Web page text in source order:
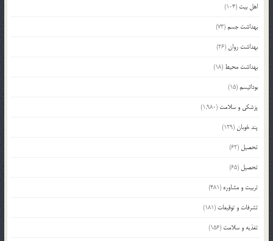
اهل بیت (104)
بهداشت جسم(73)
بهداشت روان(26)
بهداشت محیط (18)
بودائیسم(15)
پزشکی و سلامت (1,980)
پند خوبان(129)
تحصیل (62)
تحصیل (65)
تربیت و مشاوره (481)
تشرفات و توقیعات (181)
تغذیه و سلامت (156)